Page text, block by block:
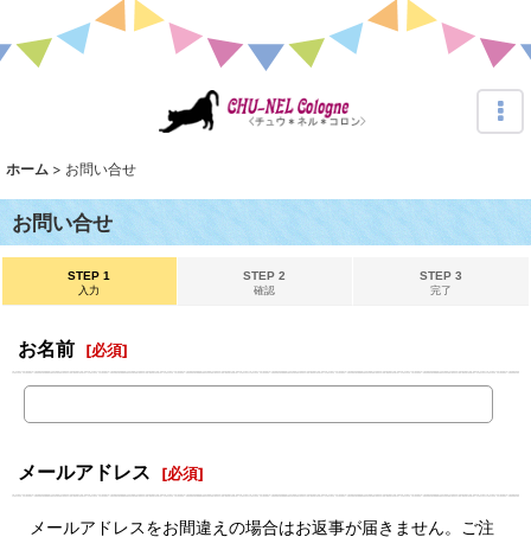
ホーム > お問い合せ
お問い合せ
STEP 1
入力
STEP 2
確認
STEP 3
完了
お名前 [必須]
メールアドレス [必須]
メールアドレスをお間違えの場合はお返事が届きません。ご注